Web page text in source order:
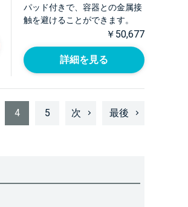
パッド付きで、容器との金属接
触を避けることができます。
￥50,677
詳細を見る
4 5 次 最後